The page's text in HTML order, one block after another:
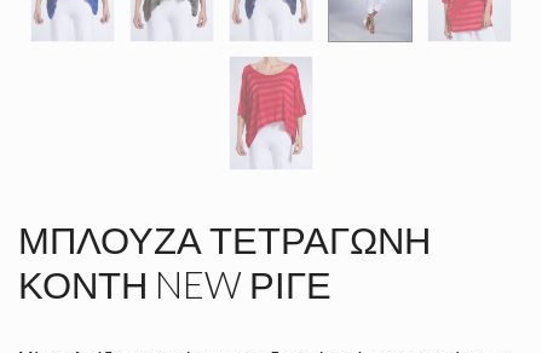
ΜΠΛΟΎΖΑ ΤΕΤΡΆΓΩΝΗ
ΚΟΝΤΉ NEW ΡΙΓΈ